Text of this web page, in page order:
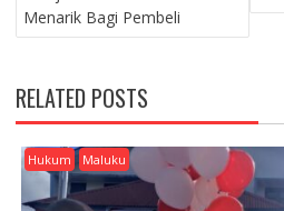
S
T
A
V
I
G
A
Menarik Bagi Pembeli
RELATED POSTS
Hukum Maluku